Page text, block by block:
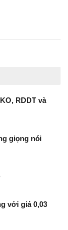
RDDT và
giọng nói
với giá 0,03